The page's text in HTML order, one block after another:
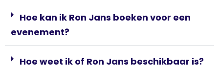
Hoe kan ik Ron Jans boeken voor een
evenement?
Hoe weet ik of Ron Jans beschikbaar is?